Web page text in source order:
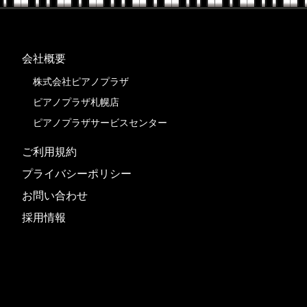
会社概要
株式会社ピアノプラザ
ピアノプラザ札幌店
ピアノプラザサービスセンター
ご利用規約
プライバシーポリシー
お問い合わせ
採用情報